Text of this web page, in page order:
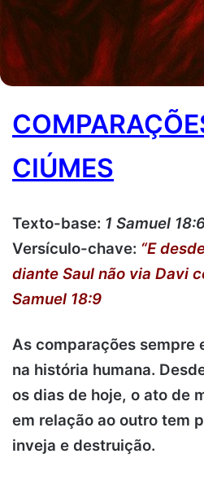
CIÚMES
Texto-base: 1 Samuel
Versículo-chave: “E
diante Saul não via Davi
Samuel 18:9
As comparações sempre
na história humana.
os dias de hoje, o ato de
em relação ao outro tem
inveja e destruição.